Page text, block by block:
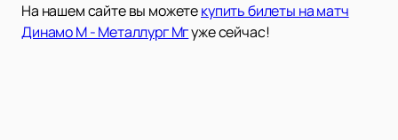
На нашем сайте вы можетекупить билеты на матч
Динамо М - Металлург Мгуже сейчас!